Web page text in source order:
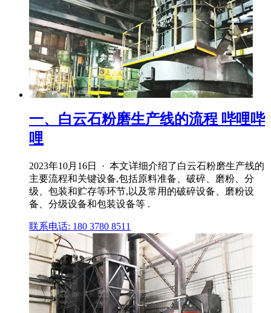
一、白云石粉磨生产线的流程 哔哩哔
哩
2023年10月16日 · 本文详细介绍了白云石粉磨生产线的
主要流程和关键设备,包括原料准备、破碎、磨粉、分
级、包装和贮存等环节,以及常用的破碎设备、磨粉设
备、分级设备和包装设备等 .
联系电话: 180 3780 8511